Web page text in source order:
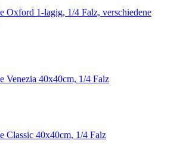
Oxford 1-lagig, 1/4 Falz, verschiedene
Venezia 40x40cm, 1/4 Falz
Classic 40x40cm, 1/4 Falz